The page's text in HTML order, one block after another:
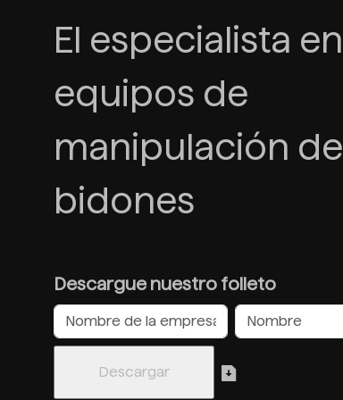
El especialista en
equipos de
manipulación de
bidones
Descargue nuestro folleto